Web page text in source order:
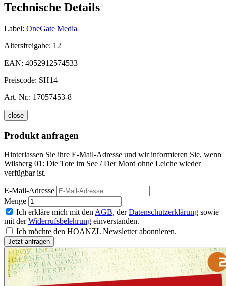
Technische Details
Label: OneGate Media
Altersfreigabe: 12
EAN: 4052912574533
Preiscode: SH14
Art. Nr.: 17057453-8
close
Produkt anfragen
Hinterlassen Sie ihre E-Mail-Adresse und wir informieren Sie, wenn
Wilsberg 01: Die Tote im See / Der Mord ohne Leiche wieder
verfügbar ist.
E-Mail-Adresse
Menge
Ich erkläre mich mit den AGB, derDatenschutzerklärung sowie
mit derWiderrufsbelehrung einverstanden.
Ich möchte den HOANZL Newsletter abonnieren.